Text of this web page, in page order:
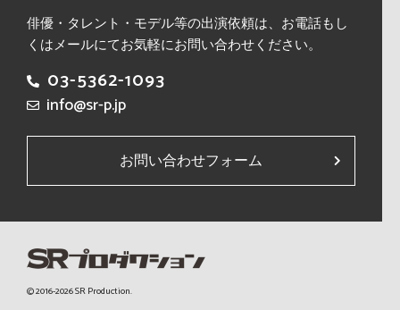
俳優・タレント・モデル等の出演依頼は、 お電話もし
くはメールにてお気軽にお問い合わせください。
03-5362-1093
info@sr-p.jp
お問い合わせフォーム
© 2016-2026 SR Production.